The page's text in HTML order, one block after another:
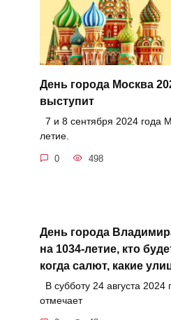
День города Москва
выступит
7 и 8 сентября 2024 года
летие.
0 498
День города
на 1034-летие, кто
когда салют, какие
В субботу 24 августа
отмечает